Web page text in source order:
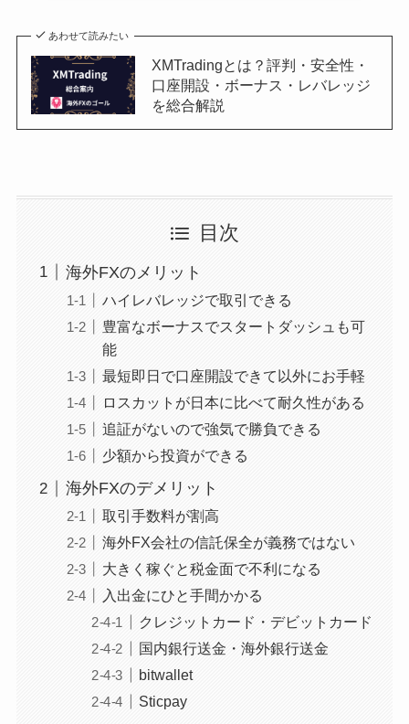
あわせて読みたい
XMTradingとは？評判・安全性・
口座開設・ボーナス・レバレッジ
を総合解説
目次
海外FXのメリット
ハイレバレッジで取引できる
豊富なボーナスでスタートダッシュも可
能
最短即日で口座開設できて以外にお手軽
ロスカットが日本に比べて耐久性がある
追証がないので強気で勝負できる
少額から投資ができる
海外FXのデメリット
取引手数料が割高
海外FX会社の信託保全が義務ではない
大きく稼ぐと税金面で不利になる
入出金にひと手間かかる
クレジットカード・デビットカード
国内銀行送金・海外銀行送金
bitwallet
Sticpay